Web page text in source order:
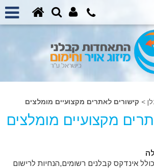
> קישורים לאתרים מקצועיים מומלצים
מקצועיים מומלצים
אינדקס קבלנים רשומים,הנחיות לרישום